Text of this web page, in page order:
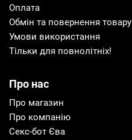
Оплата
Обмін та повернення товару
Умови використання
Тільки для повнолітніх!
Про нас
Про магазин
Про компанію
Секс-бот Єва